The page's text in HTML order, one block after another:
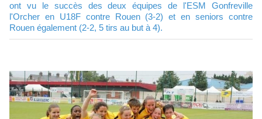
ont vu le succès des deux équipes de l'ESM Gonfreville
l'Orcher en U18F contre Rouen (3-2) et en seniors contre
Rouen également (2-2, 5 tirs au but à 4).